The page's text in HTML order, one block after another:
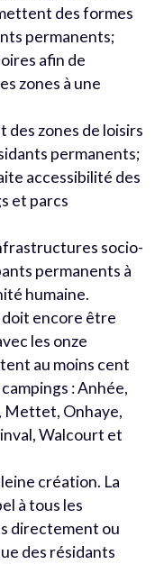
des formes
permanents;
afin de
zones à une
des zones de loisirs
permanents;
accessibilité des
et parcs
socio-
permanents à
humaine.
doit encore être
les onze
au moins cent
: Anhée,
Mettet, Onhaye,
Walcourt et
création. La
à tous les
directement ou
des résidants